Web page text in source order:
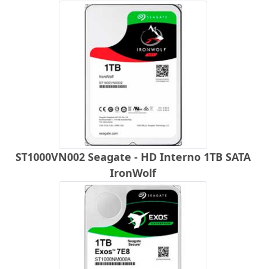
ST1000VN002 Seagate - HD Interno 1TB SATA
IronWolf